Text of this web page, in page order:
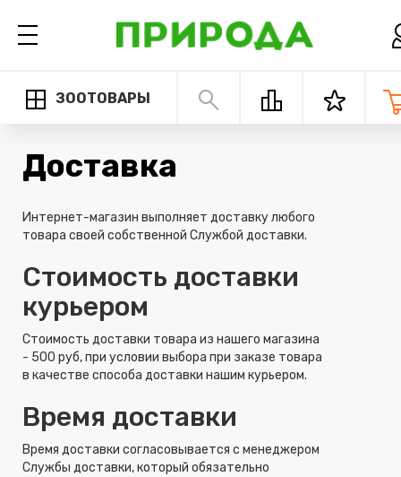
ЗООТОВАРЫ
Доставка
Интернет-магазин выполняет доставку любого
товара своей собственной Службой доставки.
Стоимость доставки
курьером
Стоимость доставки товара из нашего магазина
- 500 руб, при условии выбора при заказе товара
в качестве способа доставки нашим курьером.
Время доставки
Время доставки согласовывается с менеджером
Службы доставки, который обязательно